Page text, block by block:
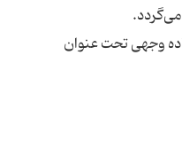
ماده وجهی تحت عنوان